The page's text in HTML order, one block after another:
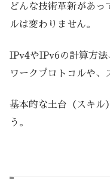
どんな技術革新があっ
ルは変わりません。
IPv4やIPv6の計算方
ワークプロトコルや、
基本的な土台（スキル
う。